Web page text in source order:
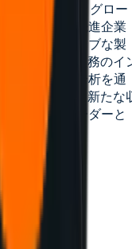
アジロ）は、グロー
、そしてAI先進企業
「AIネイティブな製
の最新化、業務のイ
したデータ分析を通
推進します。新たな
牽引するリーダーと
します。